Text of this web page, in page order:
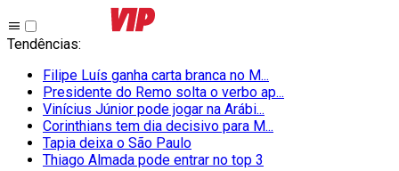
Tendências:
Filipe Luís ganha carta branca no M...
Presidente do Remo solta o verbo ap...
Vinícius Júnior pode jogar na Arábi...
Corinthians tem dia decisivo para M...
Tapia deixa o São Paulo
Thiago Almada pode entrar no top 3